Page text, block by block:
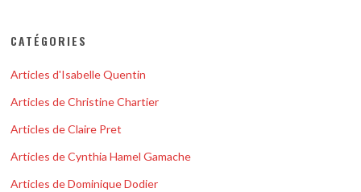
CATÉGORIES
Articles d'Isabelle Quentin
Articles de Christine Chartier
Articles de Claire Pret
Articles de Cynthia Hamel Gamache
Articles de Dominique Dodier